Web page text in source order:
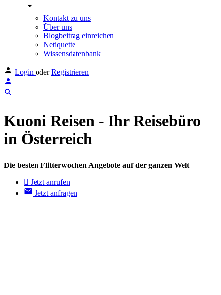
Kontakt zu uns
Über uns
Blogbeitrag einreichen
Netiquette
Wissensdatenbank
Login oder Registrieren
Kuoni Reisen - Ihr Reisebüro
in Österreich
Die besten Flitterwochen Angebote auf der ganzen Welt
Jetzt anrufen
Jetzt anfragen